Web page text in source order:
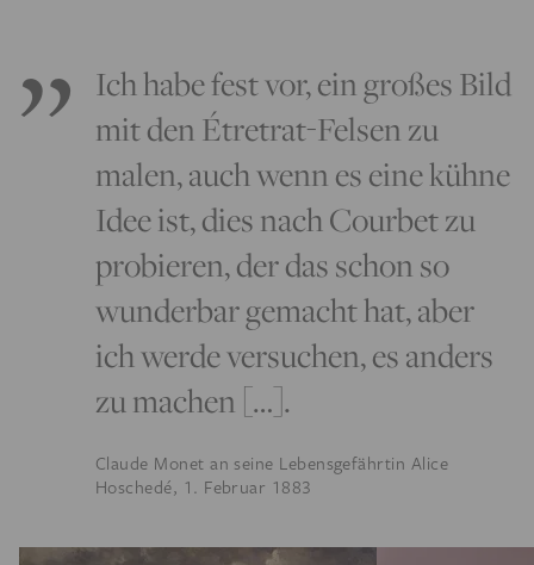
Ich habe fest vor, ein großes Bild
mit den Étretrat-Felsen zu
malen, auch wenn es eine kühne
Idee ist, dies nach Courbet zu
probieren, der das schon so
wunderbar gemacht hat, aber
ich werde versuchen, es anders
zu machen […].
Claude Monet an seine Lebensgefährtin Alice
Hoschedé, 1. Februar 1883